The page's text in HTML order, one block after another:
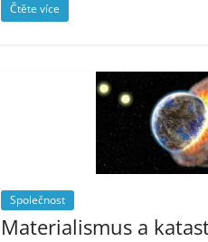
Čtěte více
Společnost
Materialismus a